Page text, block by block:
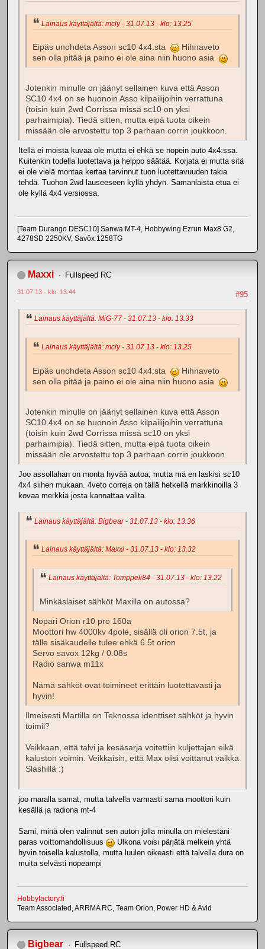
Lainaus käyttäjältä: mcly - 31.07.13 - klo: 13.25
Eipäs unohdeta Asson sc10 4x4:sta
Hihnaveto
sen olla pitää ja paino ei ole aina niin huono asia
Jotenkin minulle on jäänyt sellainen kuva että Asson
SC10 4x4 on se huonoin Asso kilpailijoihin verrattuna
(toisin kuin 2wd Corrissa missä sc10 on yksi
parhaimipia). Tiedä sitten, mutta eipä tuota oikein
missään ole arvostettu top 3 parhaan corrin joukkoon.
Itellä ei moista kuvaa ole mutta ei ehkä se nopein auto 4x4:ssa.
Kuitenkin todella luotettava ja helppo säätää. Korjata ei mutta sitä
ei ole vielä montaa kertaa tarvinnut tuon luotettavuuden takia
tehdä. Tuohon 2wd lauseeseen kyllä yhdyn. Samanlaista etua ei
ole kyllä 4x4 versiossa.
[Team Durango DESC10] Sanwa MT-4, Hobbywing Ezrun Max8 G2,
4278SD 2250KV, Savôx 1258TG
Maxxi Fullspeed RC
#95
31.07.13 - klo: 13.44
Lainaus käyttäjältä: MiG-77 - 31.07.13 - klo: 13.33
Lainaus käyttäjältä: mcly - 31.07.13 - klo: 13.25
Eipäs unohdeta Asson sc10 4x4:sta
Hihnaveto
sen olla pitää ja paino ei ole aina niin huono asia
Jotenkin minulle on jäänyt sellainen kuva että Asson
SC10 4x4 on se huonoin Asso kilpailijoihin verrattuna
(toisin kuin 2wd Corrissa missä sc10 on yksi
parhaimipia). Tiedä sitten, mutta eipä tuota oikein
missään ole arvostettu top 3 parhaan corrin joukkoon.
Joo assollahan on monta hyvää autoa, mutta mä en laskisi sc10
4x4 siihen mukaan. 4veto correja on tällä hetkellä markkinoilla 3
kovaa merkkiä josta kannattaa valita.
Lainaus käyttäjältä: Bigbear - 31.07.13 - klo: 13.36
Lainaus käyttäjältä: Maxxi - 31.07.13 - klo: 13.32
Lainaus käyttäjältä: Tomppeli84 - 31.07.13 - klo: 13.22
Minkäslaiset sähköt Maxilla on autossa?
Nopari Orion r10 pro 160a
Moottori hw 4000kv 4pole, sisällä oli orion 7.5t, ja
tälle sisäkaudelle tulee ehkä 6.5t orion
Servo savox 12kg / 0.08s
Radio sanwa m11x
Nämä sähköt ovat toimineet erittäin luotettavasti ja
hyvin!
Ilmeisesti Martilla on Teknossa identtiset sähköt ja hyvin
toimii?
Veikkaan, että talvi ja kesäsarja voitettiin kuljettajan eikä
kaluston voimin. Veikkaisin, että Max olisi voittanut vaikka
Slashillä :)
joo maralla samat, mutta talvella varmasti sama moottori kuin
kesällä ja radiona mt-4
Sami, minä olen valinnut sen auton jolla minulla on mielestäni
paras voittomahdollisuus
Ulkona voisi pärjätä melkein yhtä
hyvin toisella kalustolla, mutta luulen oikeasti että talvella dura on
muita selvästi nopeampi
Hobbyfactory.fi
Team Associated, ARRMA RC, Team Orion, Power HD & Avid
Bigbear Fullspeed RC